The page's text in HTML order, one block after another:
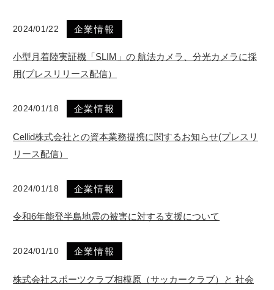
2024/01/22 企業情報
小型月着陸実証機「SLIM」の 航法カメラ、分光カメラに採
用(プレスリリース配信）
2024/01/18 企業情報
Cellid株式会社との資本業務提携に関するお知らせ(プレスリ
リース配信）
2024/01/18 企業情報
令和6年能登半島地震の被害に対する支援について
2024/01/10 企業情報
株式会社スポーツクラブ相模原（サッカークラブ）と 社会